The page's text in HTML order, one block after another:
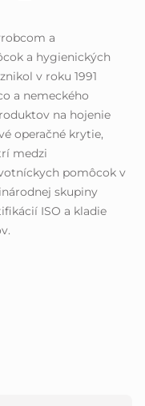
a
a hygienických
v roku 1991
a nemeckého
na hojenie
operačné krytie,
medzi
pomôcok v
skupiny
ISO a kladie